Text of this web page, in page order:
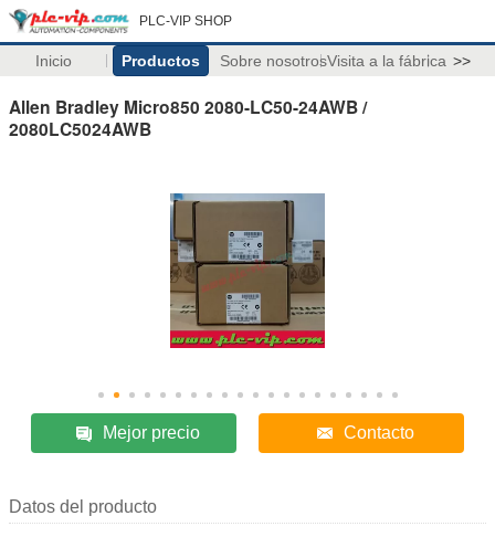
PLC-VIP SHOP
Inicio Productos Sobre nosotrosVisita a la fábrica >>
Allen Bradley Micro850 2080-LC50-24AWB /
2080LC5024AWB
Mejor precio Contacto
Datos del producto